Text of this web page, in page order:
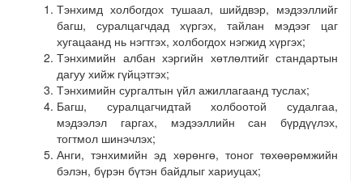
Тэнхимд холбогдох тушаал, шийдвэр, мэдээллийг
багш, суралцагчдад хүргэх, тайлан мэдээг цаг
хугацаанд нь нэгтгэх, холбогдох нэгжид хүргэх;
Тэнхимийн албан хэргийн хөтлөлтийг стандартын
дагуу хийж гүйцэтгэх;
Тэнхимийн сургалтын үйл ажиллагаанд туслах;
Багш, суралцагчидтай холбоотой судалгаа,
мэдээлэл гаргах, мэдээллийн сан бүрдүүлэх,
тогтмол шинэчлэх;
Анги, тэнхимийн эд хөрөнгө, тоног төхөөрөмжийн
бэлэн, бүрэн бүтэн байдлыг хариуцах;